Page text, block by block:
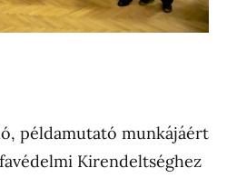
példamutató munkájáért
Kirendeltséghez